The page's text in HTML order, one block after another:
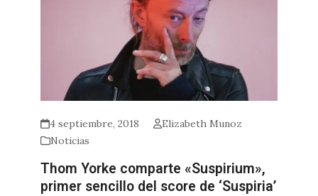
4 septiembre, 2018
Elizabeth Munoz
Noticias
Thom Yorke comparte «Suspirium»,
primer sencillo del score de ‘Suspiria’